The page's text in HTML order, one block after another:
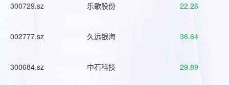
300729.sz 乐歌股份 22.26
002777.sz 久远银海 36.64
300684.sz 中石科技 29.89